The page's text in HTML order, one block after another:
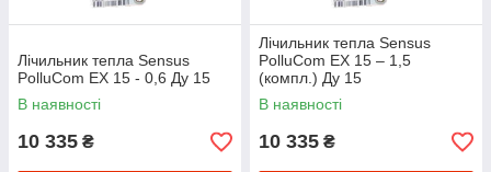
Лічильник тепла Sensus
PolluCom EX 15 - 0,6 Ду 15
В наявності
10 335 ₴
Лічильник тепла Sensus
PolluCom EX 15 – 1,5
(компл.) Ду 15
В наявності
10 335 ₴